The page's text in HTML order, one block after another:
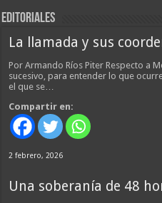
EDITORIALES
La llamada y sus
Por Armando Ríos Piter Respecto a
sucesivo, para entender lo que
el que se…
Compartir en:
2 febrero, 2026
Una soberanía de 48